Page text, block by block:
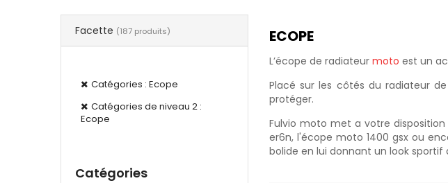
Facette (187 produits)
Catégories : Ecope
Catégories de niveau 2 :
Ecope
Catégories
ECOPE
L’écope de radiateur moto est un
Placé sur les côtés du radiateur
protéger.
Fulvio moto met a votre
er6n, l'écope moto 1400 gsx ou
bolide en lui donnant un look sportif